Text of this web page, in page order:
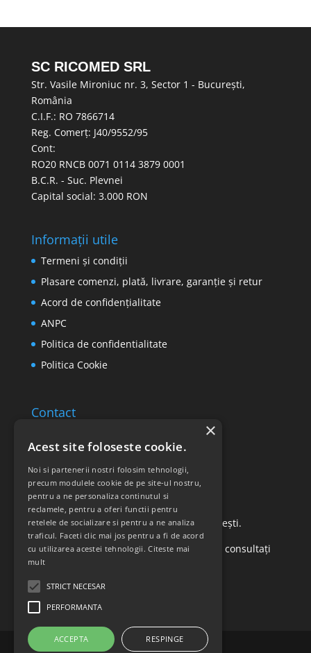
SC RICOMED SRL
Str. Vasile Mironiuc nr. 3, Sector 1 - București,
România
C.I.F.: RO 7866714
Reg. Comerț: J40/9552/95
Cont:
RO20 RNCB 0071 0114 3879 0001
B.C.R. - Suc. Plevnei
Capital social: 3.000 RON
Informații utile
Termeni și condiții
Plasare comenzi, plată, livrare, garanție și retur
Acord de confidențialitate
ANPC
Politica de confidentialitate
Politica Cookie
Contact
Retur produse
Str. Vasile Mironiuc nr. 3, Sector 1, București.
Pentru detalii suplimentare, vă rugăm să consultați
politica de returnare a produselor
Acest site foloseste cookie.
Noi si partenerii nostri folosim tehnologii,
precum modulele cookie de pe site-ul nostru,
pentru a ne personaliza continutul si
reclamele, pentru a oferi functii pentru
retelele de socializare si pentru a ne analiza
traficul. Faceti clic mai jos pentru a fi de acord
cu utilizarea acestei tehnologii.Citeste mai
mult
STRICT NECESAR
PERFORMANTA
ACCEPTA RESPINGE
×